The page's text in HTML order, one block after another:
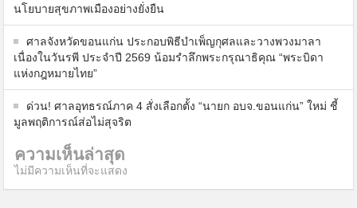
นโยบายสุขภาพเมืองอย่างยั่งยืน
ศาลจังหวัดขอนแก่น ประกอบพิธีบำเพ็ญกุศลและวางพวงมาลา
เนื่องในวันรพี ประจำปี 2569 น้อมรำลึกพระกรุณาธิคุณ “พระบิดา
แห่งกฎหมายไทย”
ด่วน! ศาลอุทธรณ์ภาค 4 สั่งเลือกตั้ง “นายก อบจ.ขอนแก่น” ใหม่ ชี้
มูลพฤติการณ์ส่อไม่สุจริต
ความเห็นล่าสุด
ไม่มีความเห็นที่จะแสดง